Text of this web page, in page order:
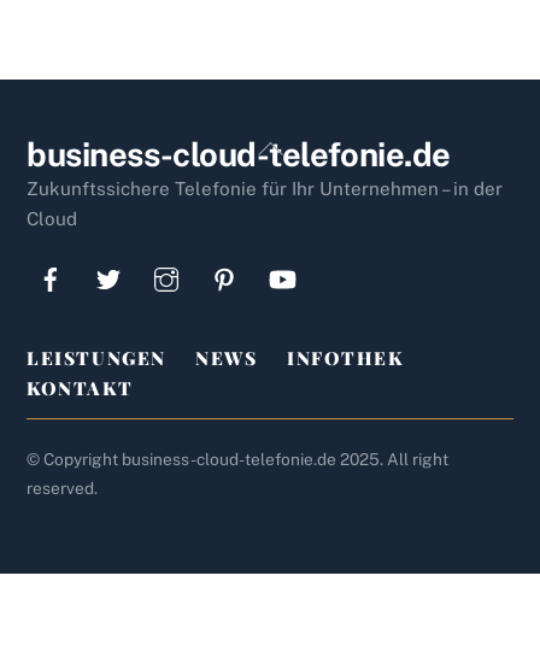
Back
To
business-cloud-telefonie.de
Zukunftssichere Telefonie für Ihr Unternehmen – in der
Cloud
LEISTUNGEN NEWS
INFOTHEK
KONTAKT
© Copyright business-cloud-telefonie.de 2025. All right
reserved.